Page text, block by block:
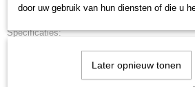
Toegang tot de kofferbak
Specificaties:
Buitenmaten: 216 x 89 x 36 cm
door uw gebruik van hun diensten of die u
Later opnieuw tonen